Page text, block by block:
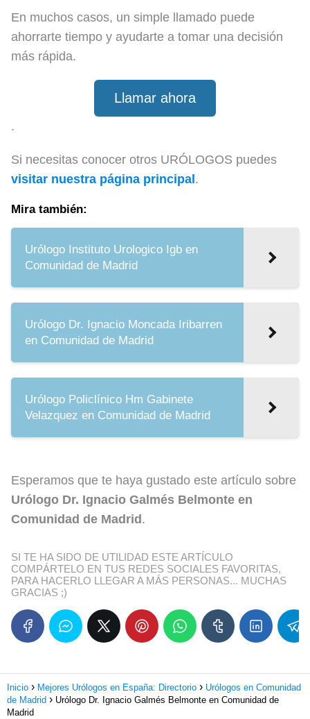
En muchos casos, un simple llamado puede
ahorrarte tiempo y ayudarte a tomar una decisión
más rápida.
Llamar ahora
.
Si necesitas conocer otros URÓLOGOS puedes
visitar nuestra página principal .
Mira también:
Urólogo Instituto Urologico Igb en
Comunidad de Madrid
Urólogo Dr. Ignacio Moncada Iribarren
en Comunidad de Madrid
Urólogo Policlínico Hm Gabinete
Velazquez en Comunidad de Madrid
Esperamos que te haya gustado este artículo sobre
Urólogo Dr. Ignacio Galmés Belmonte en
Comunidad de Madrid .
SI TE HA SIDO DE UTILIDAD ESTE ARTÍCULO
COMPÁRTELO EN TUS REDES SOCIALES FAVORITAS,
PARA HACERLO LLEGAR A MÁS PERSONAS... MUCHAS
GRACIAS ;)
Inicio Mejores Urólogos en España: Directorio
Urólogos en Comunidad
de Madrid
Urólogo Dr. Ignacio Galmés Belmonte en Comunidad de
Madrid